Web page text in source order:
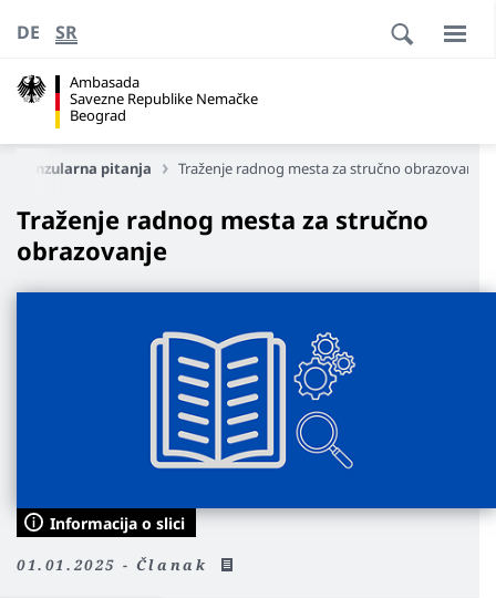
Ambasada
Savezne Republike Nemačke
Beograd
DE SR
i konzularna pitanja Traženje radnog mesta za stručno obrazovanje
Traženje radnog mesta za stručno
obrazovanje
Informacija o slici
01.01.2025 - Članak